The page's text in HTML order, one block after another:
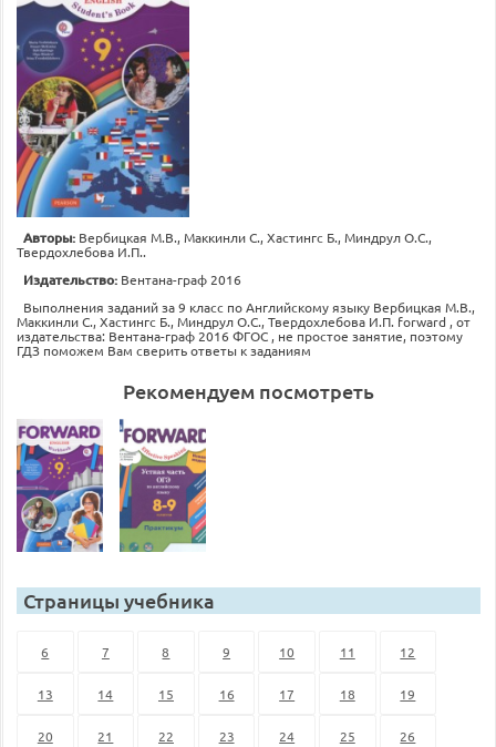
Авторы: Вербицкая М.В., Маккинли С., Хастингс Б., Миндрул О.С.,
Твердохлебова И.П..
Издательство: Вентана-граф 2016
Выполнения заданий за 9 класс по Английскому языку Вербицкая М.В.,
Маккинли С., Хастингс Б., Миндрул О.С., Твердохлебова И.П. forward , от
издательства: Вентана-граф 2016 ФГОС , не простое занятие, поэтому
ГДЗ поможем Вам сверить ответы к заданиям
Рекомендуем посмотреть
Страницы учебника
6 7 8 9 10 11 12
13 14 15 16 17 18 19
20 21 22 23 24 25 26